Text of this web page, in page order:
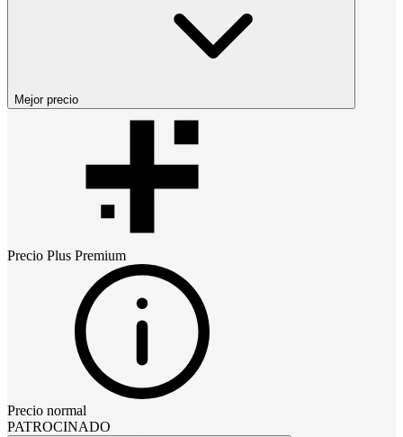
Mejor precio
Precio Plus Premium
Precio normal
PATROCINADO